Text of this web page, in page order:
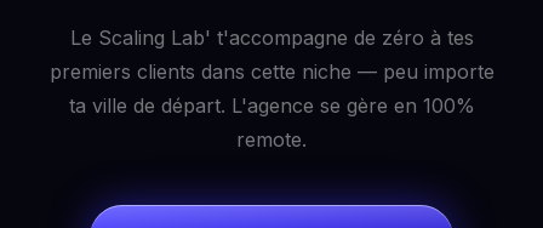
Le Scaling Lab' t'accompagne de zéro à tes
premiers clients dans cette niche — peu importe
ta ville de départ. L'agence se gère en 100%
remote.